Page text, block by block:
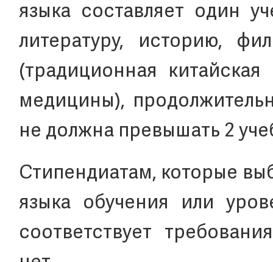
языка составляет один
литературу, историю,
(традиционная
медицины),
не должна превышать 2
Стипендиатам, которые
языка обучения или
соответствует